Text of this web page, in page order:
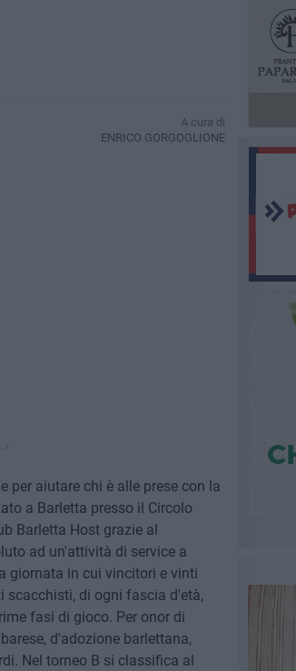
A cura di
ENRICO GORGOGLIONE
per aiutare chi è alle prese con la
a Barletta presso il Circolo
Barletta Host grazie al
ad un'attività di service a
giornata in cui vincitori e vinti
scacchisti, di ogni fascia d'età,
fasi di gioco. Per onor di
d'adozione barlettana,
Nel torneo B si classifica al